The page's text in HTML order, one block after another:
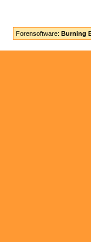
Forensoftware: Burning